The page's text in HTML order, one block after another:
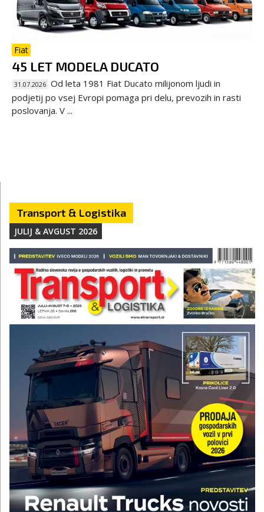
Fiat
45 LET MODELA DUCATO
31.07.2026 Od leta 1981 Fiat Ducato milijonom ljudi in
podjetij po vsej Evropi pomaga pri delu, prevozih in rasti
poslovanja. V ...
Transport & Logistika
JULIJ & AVGUST 2026